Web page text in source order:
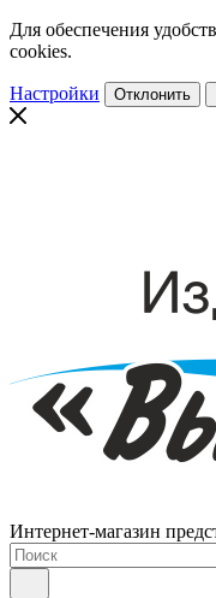
Для обеспечения
cookies.
Настройки Отклонить
Интернет-магазин